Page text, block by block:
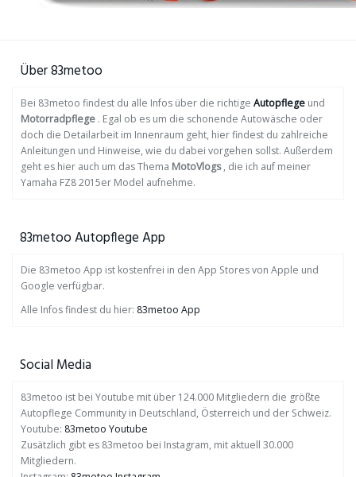
Über 83metoo
Bei 83metoo findest du alle Infos über die richtige Autopflege und
Motorradpflege . Egal ob es um die schonende Autowäsche oder
doch die Detailarbeit im Innenraum geht, hier findest du zahlreiche
Anleitungen und Hinweise, wie du dabei vorgehen sollst. Außerdem
geht es hier auch um das Thema MotoVlogs, die ich auf meiner
Yamaha FZ8 2015er Model aufnehme.
83metoo Autopflege App
Die 83metoo App ist kostenfrei in den App Stores von Apple und
Google verfügbar.
Alle Infos findest du hier: 83metoo App
Social Media
83metoo ist bei Youtube mit über 124.000 Mitgliedern die größte
Autopflege Community in Deutschland, Österreich und der Schweiz.
Youtube: 83metoo Youtube
Zusätzlich gibt es 83metoo bei Instagram, mit aktuell 30.000
Mitgliedern.